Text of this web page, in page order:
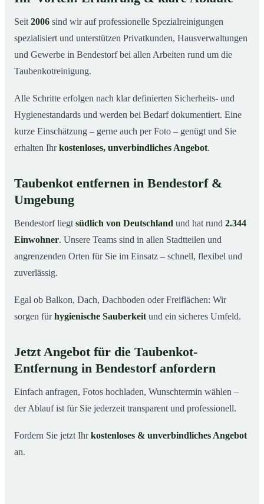
Seit 2006 sind wir auf professionelle Spezialreinigungen
spezialisiert und unterstützen Privatkunden, Hausverwaltungen
und Gewerbe in Bendestorf bei allen Arbeiten rund um die
Taubenkotreinigung.
Alle Schritte erfolgen nach klar definierten Sicherheits- und
Hygienestandards und werden bei Bedarf dokumentiert. Eine
kurze Einschätzung – gerne auch per Foto – genügt und Sie
erhalten Ihrkostenloses, unverbindliches Angebot.
Taubenkot entfernen in Bendestorf &
Umgebung
Bendestorf liegt südlich von Deutschland und hat rund 2.344
Einwohner. Unsere Teams sind in allen Stadtteilen und
angrenzenden Orten für Sie im Einsatz – schnell, flexibel und
zuverlässig.
Egal ob Balkon, Dach, Dachboden oder Freiflächen: Wir
sorgen fürhygienische Sauberkeit und ein sicheres Umfeld.
Jetzt Angebot für die Taubenkot-
Entfernung in Bendestorf anfordern
Einfach anfragen, Fotos hochladen, Wunschtermin wählen –
der Ablauf ist für Sie jederzeit transparent und professionell.
Fordern Sie jetzt Ihrkostenloses & unverbindliches Angebot
an.